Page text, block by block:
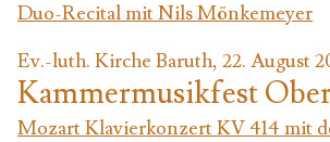
Duo-Recital mit Nils Mönkemeyer
Ev.-luth. Kirche Baruth, 22. August
Kammermusikfest
Mozart Klavierkonzert KV 414 mit